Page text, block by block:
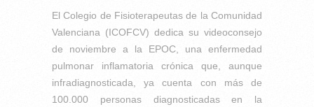
El Colegio de Fisioterapeutas de la Comunidad
Valenciana (ICOFCV) dedica su videoconsejo
de noviembre a la EPOC, una enfermedad
pulmonar inflamatoria crónica que, aunque
infradiagnosticada, ya cuenta con más de
100.000 personas diagnosticadas en la